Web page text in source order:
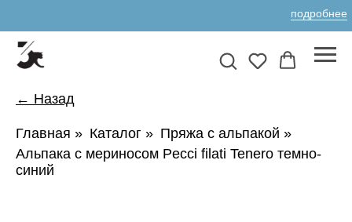
подробнее
← Назад
Главная » Каталог » Пряжа с альпакой »
Альпака с мериносом Pecci filati Tenero темно-
синий